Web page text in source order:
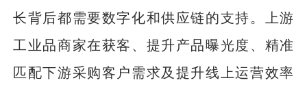
长背后都需要数字化和供应链的支持。上游
工业品商家在获客、提升产品曝光度、精准
匹配下游采购客户需求及提升线上运营效率